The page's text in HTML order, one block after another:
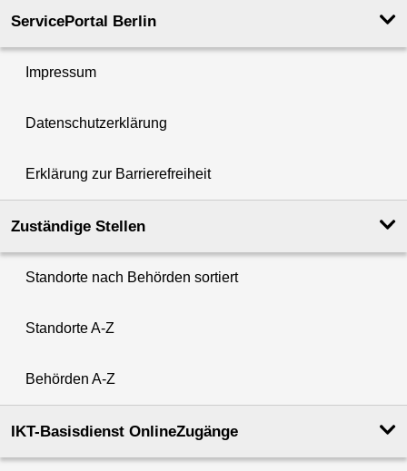
ServicePortal Berlin
Impressum
Datenschutzerklärung
Erklärung zur Barrierefreiheit
Zuständige Stellen
Standorte nach Behörden sortiert
Standorte A-Z
Behörden A-Z
IKT-Basisdienst OnlineZugänge